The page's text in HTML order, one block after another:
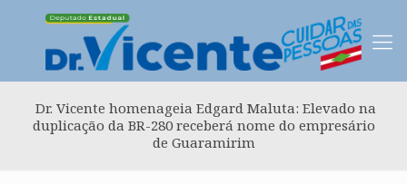
Dr. Vicente homenageia Edgard Maluta: Elevado na
duplicação da BR-280 receberá nome do empresário
de Guaramirim